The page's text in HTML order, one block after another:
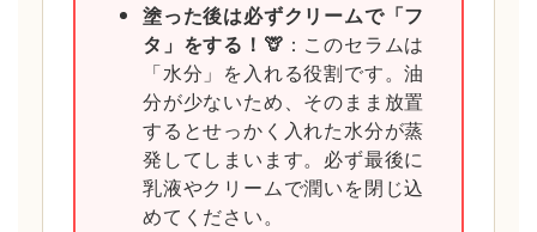
塗った後は必ずクリームで「フ
タ」をする！🦒 ：このセラムは
「水分」を入れる役割です。油
分が少ないため、そのまま放置
するとせっかく入れた水分が蒸
発してしまいます。必ず最後に
乳液やクリームで潤いを閉じ込
めてください。